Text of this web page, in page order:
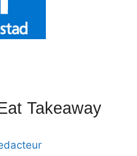
Takeaway